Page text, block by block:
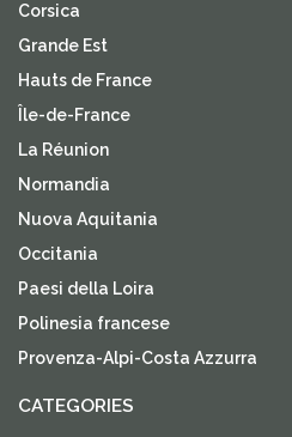
Corsica
Grande Est
Hauts de France
Île-de-France
La Réunion
Normandia
Nuova Aquitania
Occitania
Paesi della Loira
Polinesia francese
Provenza-Alpi-Costa Azzurra
CATEGORIES